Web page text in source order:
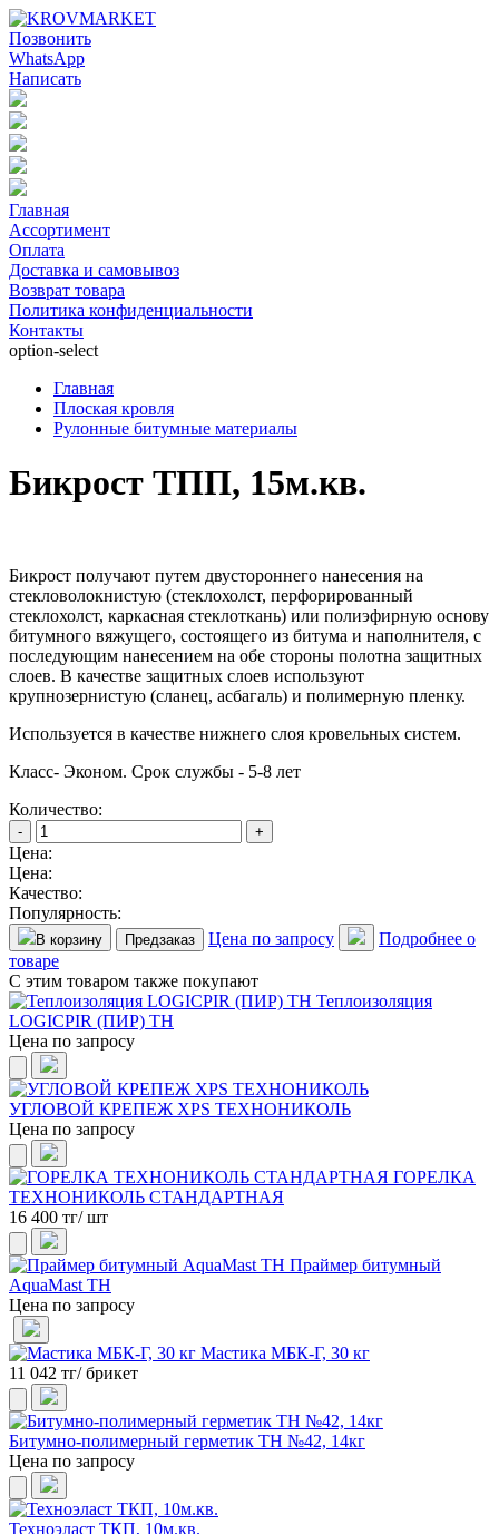
Позвонить
WhatsApp
Написать
Главная
Ассортимент
Оплата
Доставка и самовывоз
Возврат товара
Политика конфиденциальности
Контакты
option-select
Главная
Плоская кровля
Рулонные битумные материалы
Бикрост ТПП, 15м.кв.
Бикрост получают путем двустороннего нанесения на
стекловолокнистую (стеклохолст, перфорированный
стеклохолст, каркасная стеклоткань) или полиэфирную основу
битумного вяжущего, состоящего из битума и наполнителя, с
последующим нанесением на обе стороны полотна защитных
слоев. В качестве защитных слоев используют
крупнозернистую (сланец, асбагаль) и полимерную пленку.
Используется в качестве нижнего слоя кровельных систем.
Класс- Эконом. Срок службы - 5-8 лет
Количество:
- +
Цена:
Цена:
Качество:
Популярность:
В корзину Предзаказ Цена по запросу
Подробнее о
товаре
С этим товаром также покупают
Теплоизоляция
LOGICPIR (ПИР) ТН
Цена по запросу
УГЛОВОЙ КРЕПЕЖ XPS ТЕХНОНИКОЛЬ
Цена по запросу
ГОРЕЛКА
ТЕХНОНИКОЛЬ СТАНДАРТНАЯ
16 400 тг/ шт
Праймер битумный
AquaMast ТН
Цена по запросу
Мастика МБК-Г, 30 кг
11 042 тг/ брикет
Битумно-полимерный герметик ТН №42, 14кг
Цена по запросу
Техноэласт ТКП, 10м.кв.